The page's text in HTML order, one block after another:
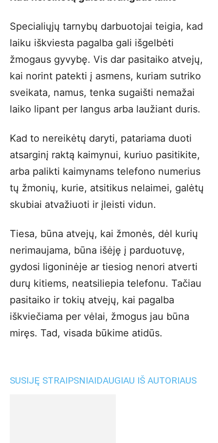
Specialiųjų tarnybų darbuotojai teigia, kad
laiku iškviesta pagalba gali išgelbėti
žmogaus gyvybę. Vis dar pasitaiko atvejų,
kai norint patekti į asmens, kuriam sutriko
sveikata, namus, tenka sugaišti nemažai
laiko lipant per langus arba laužiant duris.
Kad to nereikėtų daryti, patariama duoti
atsarginį raktą kaimynui, kuriuo pasitikite,
arba palikti kaimynams telefono numerius
tų žmonių, kurie, atsitikus nelaimei, galėtų
skubiai atvažiuoti ir įleisti vidun.
Tiesa, būna atvejų, kai žmonės, dėl kurių
nerimaujama, būna išėję į parduotuvę,
gydosi ligoninėje ar tiesiog nenori atverti
durų kitiems, neatsiliepia telefonu. Tačiau
pasitaiko ir tokių atvejų, kai pagalba
iškviečiama per vėlai, žmogus jau būna
miręs. Tad, visada būkime atidūs.
SUSIJĘ STRAIPSNIAIDAUGIAU IŠ AUTORIAUS